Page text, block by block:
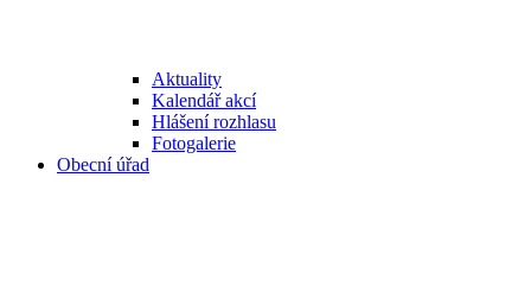
Aktuality
Kalendář akcí
Hlášení rozhlasu
Fotogalerie
Obecní úřad